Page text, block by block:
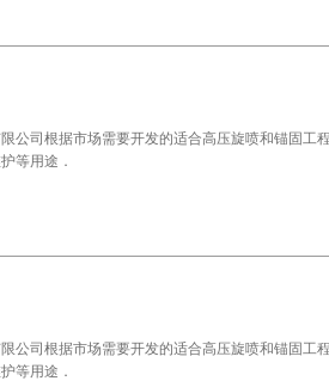
公司根据市场需要开发的适合高压旋喷和锚固
等用途．
公司根据市场需要开发的适合高压旋喷和锚固
等用途．